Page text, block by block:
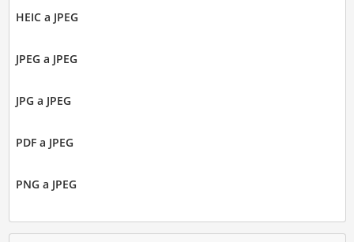
HEIC a JPEG
JPEG a JPEG
JPG a JPEG
PDF a JPEG
PNG a JPEG